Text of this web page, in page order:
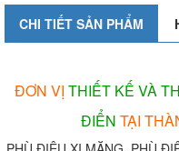
CHI TIẾT SẢN PHẨM
ĐƠN VỊ THIẾT KẾ VÀ
ĐIỂN TẠI